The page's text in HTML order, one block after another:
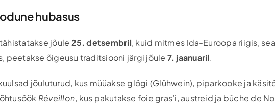
hubasus
jõule 25. detsembril, kuid mitmes Ida-Euroopa riigis,
peetakse õigeusu traditsiooni järgi jõule 7. jaanuaril.
jõuluturud, kus müüakse glögi (Glühwein), piparkooke ja
Réveillon, kus pakutakse foie gras’i, austreid ja bûche de